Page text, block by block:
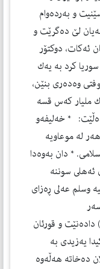
و به‌رده‌وام
لێ ده‌گرێت و
ئه‌كات، دوكتۆر
سوريا كرد به‌ يه‌ك
وه‌ده‌رى بنێن،
مليار كه‌س قسه‌
* خه‌ليفه‌و
له‌ موعاويه‌
* دان به‌وه‌دا
ئه‌هلى سوننه‌
وسلم عه‌لى ڕه‌زاى
داده‌نێت و قورئان
يه‌زيدى به‌
ده‌خاته‌ هه‌ڵه‌وه‌